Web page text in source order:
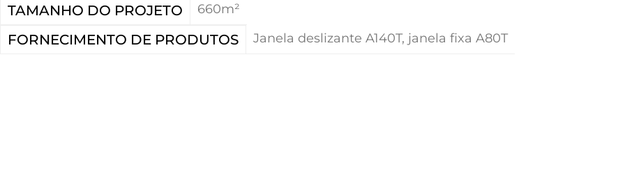
TAMANHO DO PROJETO 660m²
FORNECIMENTO DE PRODUTOS Janela deslizante A140T, janela fixa A80T